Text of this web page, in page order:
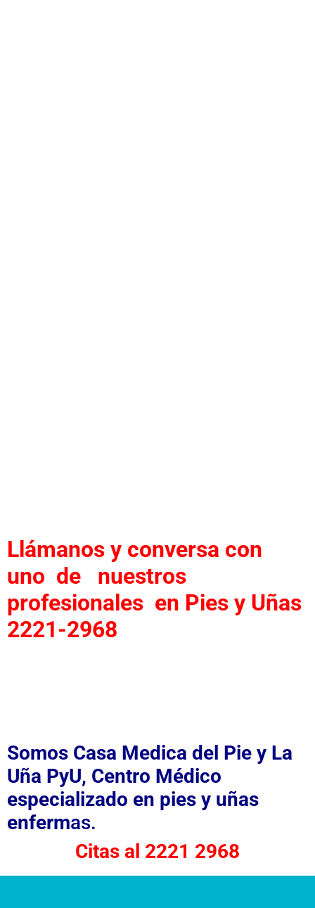
Llámanos y conversa con
uno de nuestros
profesionales en Pies y Uñas
2221-2968
Somos Casa Medica del Pie y La
Uña PyU, Centro Médico
especializado en pies y uñas
enfermas.
Citas al 2221 2968